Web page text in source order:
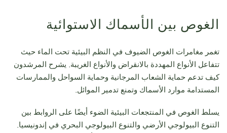
الغوص بين الأسماك الاستوائية
تغمر مغامرات الغوص الضيوف في النظم البيئية تحت الماء حيث
تتفاعل الأنواع المهددة بالانقراض والأنواع الغريبة. يشرح المرشدون
كيف تدعم حماية الشعاب المرجانية وحماية السواحل والممارسات
المستدامة موارد الأسماك وتمنع تدمير الموائل.
يسلط الغوص في المنتجعات البيئية الضوء أيضًا على الروابط بين
التنوع البيولوجي الأرضي والتنوع البيولوجي البحري في إندونيسيا.